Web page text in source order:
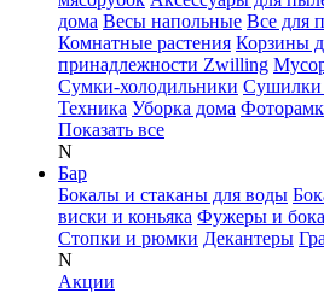
дома Весы напольные Все для
Комнатные растения Корзины
принадлежности Zwilling
Сумки-холодильники Сушилки
Техника Уборка дома
Показать все
N
Бар
Бокалы и стаканы для воды
виски и коньяка Фужеры и
Стопки и рюмки Декантеры
N
Акции